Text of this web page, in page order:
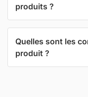
produits ?
Quelles sont les
produit ?